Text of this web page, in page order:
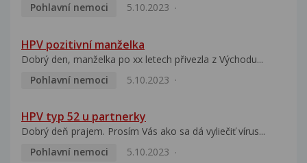
Pohlavní nemoci
5.10.2023
HPV pozitivní manželka
Dobrý den, manželka po xx letech přivezla z Východu...
Pohlavní nemoci
5.10.2023
HPV typ 52 u partnerky
Dobrý deň prajem. Prosím Vás ako sa dá vyliečiť vírus...
Pohlavní nemoci
5.10.2023